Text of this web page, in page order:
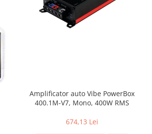
Amplificator auto Vibe PowerBox
400.1M-V7, Mono, 400W RMS
674,13 Lei